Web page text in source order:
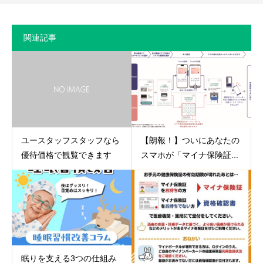
関連記事
ユースタッフスタッフなら
優待価格で観覧できます
【朗報！】ついにあなたの
スマホが「マイナ保険証...
眠りを支える3つの仕組み